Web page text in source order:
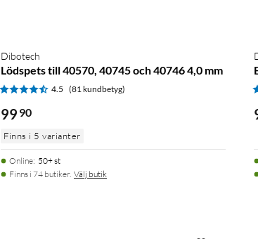
Dibotech
Lödspets till 40570, 40745 och 40746 4,0 mm
4.5 (81 kundbetyg)
99 90
Finns i 5 varianter
Online: 50+ st
Finns i 74 butiker. Välj butik